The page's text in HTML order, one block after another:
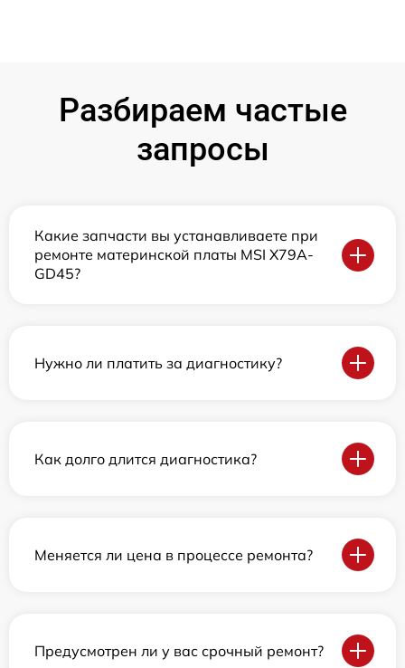
Разбираем частые
запросы
Какие запчасти вы устанавливаете при
ремонте материнской платы MSI X79A-
GD45?
Нужно ли платить за диагностику?
Как долго длится диагностика?
Меняется ли цена в процессе ремонта?
Предусмотрен ли у вас срочный ремонт?